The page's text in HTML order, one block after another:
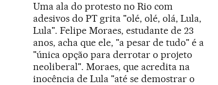
Uma ala do protesto no Rio com
adesivos do PT grita "olé, olé, olá, Lula,
Lula". Felipe Moraes, estudante de 23
anos, acha que ele, "a pesar de tudo" é a
"única opção para derrotar o projeto
neoliberal". Moraes, que acredita na
inocência de Lula "até se demostrar o